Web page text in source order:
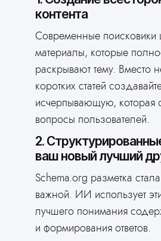
контента
Современные поисковики
материалы, которые
раскрывают тему. Вместо
коротких статей
исчерпывающую, которая
вопросы пользователей.
2.
ваш новый лучший
Schema.org разметка
важной. ИИ использует
лучшего понимания
и формирования ответов.